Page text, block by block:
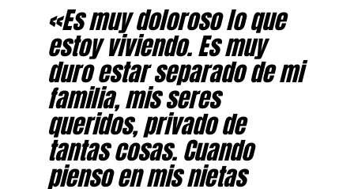
«Es muy doloroso lo que
estoy viviendo. Es muy
duro estar separado de mi
familia, mis seres
queridos, privado de
tantas cosas. Cuando
pienso en mis nietas